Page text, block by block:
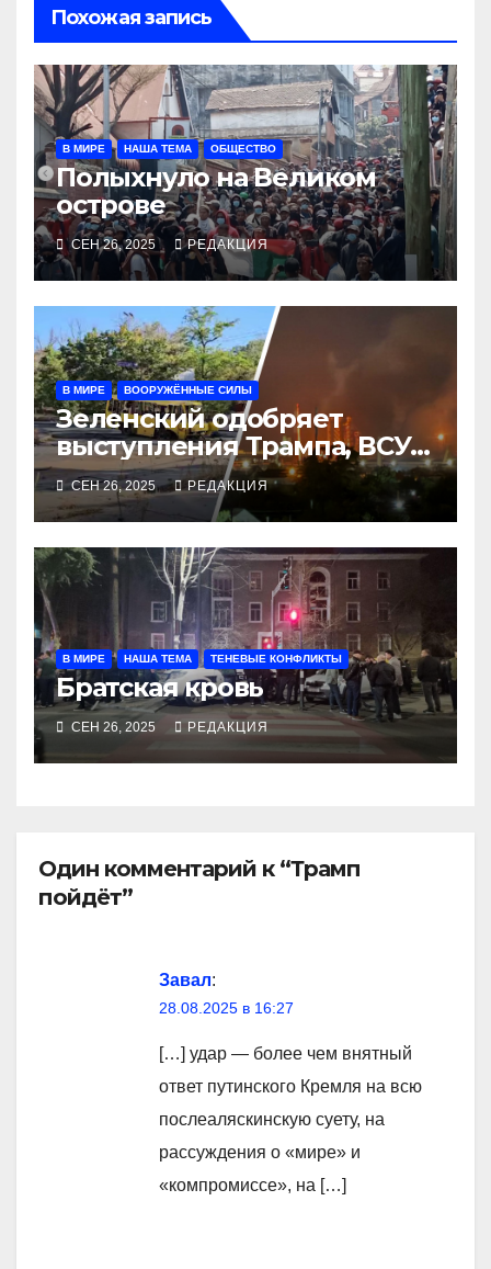
Похожая запись
В МИРЕ НАША ТЕМА ОБЩЕСТВО
Полыхнуло на Великом
острове
СЕН 26, 2025 РЕДАКЦИЯ
В МИРЕ ВООРУЖЁННЫЕ СИЛЫ
Зеленский одобряет
выступления Трампа, ВСУ
закрыли Добропольский
рубеж
СЕН 26, 2025 РЕДАКЦИЯ
В МИРЕ НАША ТЕМА ТЕНЕВЫЕ КОНФЛИКТЫ
Братская кровь
СЕН 26, 2025 РЕДАКЦИЯ
Один комментарий к “Трамп
пойдёт”
Завал:
28.08.2025 в 16:27
[…] удар — более чем внятный
ответ путинского Кремля на всю
послеаляскинскую суету, на
рассуждения о «мире» и
«компромиссе», на […]